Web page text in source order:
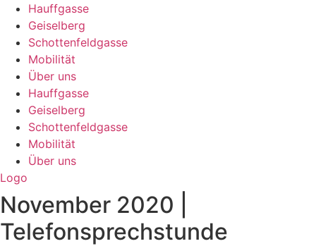
Hauffgasse
Geiselberg
Schottenfeldgasse
Mobilität
Über uns
Hauffgasse
Geiselberg
Schottenfeldgasse
Mobilität
Über uns
Logo
November 2020 |
Telefonsprechstunde